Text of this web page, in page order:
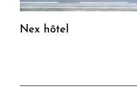
Nex hôtel